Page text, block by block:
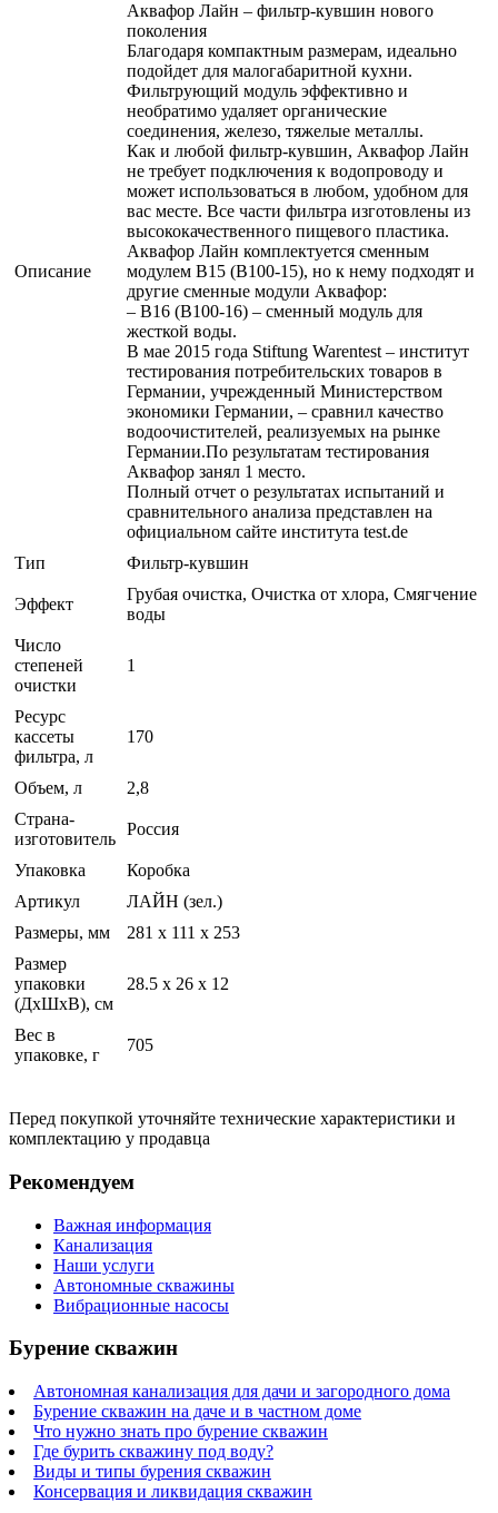
Описание
Аквафор Лайн – фильтр-кувшин нового
поколения
Благодаря компактным размерам, идеально
подойдет для малогабаритной кухни.
Фильтрующий модуль эффективно и
необратимо удаляет органические
соединения, железо, тяжелые металлы.
Как и любой фильтр-кувшин, Аквафор Лайн
не требует подключения к водопроводу и
может использоваться в любом, удобном для
вас месте. Все части фильтра изготовлены из
высококачественного пищевого пластика.
Аквафор Лайн комплектуется сменным
модулем В15 (В100-15), но к нему подходят и
другие сменные модули Аквафор:
– В16 (В100-16) – сменный модуль для
жесткой воды.
В мае 2015 года Stiftung Warentest – институт
тестирования потребительских товаров в
Германии, учрежденный Министерством
экономики Германии, – сравнил качество
водоочистителей, реализуемых на рынке
Германии.По результатам тестирования
Аквафор занял 1 место.
Полный отчет о результатах испытаний и
сравнительного анализа представлен на
официальном сайте института test.de
Тип
Фильтр-кувшин
Эффект
Грубая очистка, Очистка от хлора, Смягчение
воды
Число
степеней
очистки
1
Ресурс
кассеты
фильтра, л
170
Объем, л
2,8
Страна-
изготовитель
Россия
Упаковка
Коробка
Артикул
ЛАЙН (зел.)
Размеры, мм
281 х 111 х 253
Размер
упаковки
(ДхШхВ), см
28.5 x 26 x 12
Вес в
упаковке, г
705
Перед покупкой уточняйте технические характеристики и
комплектацию у продавца
Рекомендуем
Важная информация
Канализация
Наши услуги
Автономные скважины
Вибрационные насосы
Бурение скважин
Автономная канализация для дачи и загородного дома
Бурение скважин на даче и в частном доме
Что нужно знать про бурение скважин
Где бурить скважину под воду?
Виды и типы бурения скважин
Консервация и ликвидация скважин